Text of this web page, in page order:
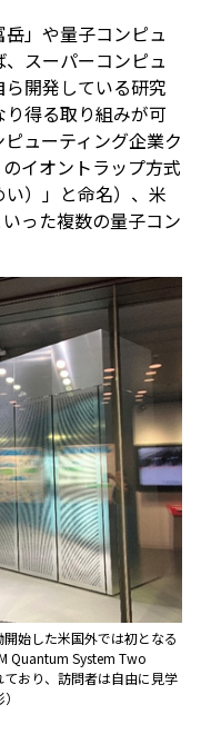
」や量子コンピュ
スーパーコンピュ
開発している研究
得る取り組みが可
ューティング企業ク
イオントラップ方式
）」と命名）、米
った複数の量子コン
始した米国外では初となる
Quantum System Two
おり、訪問者は自由に見学